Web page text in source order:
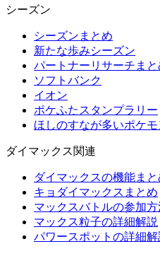
シーズン
シーズンまとめ
新たな歩みシーズン
パートナーリサーチまと
ソフトバンク
イオン
ポケふたスタンプラリー
ほしのすなが多いポケモ
ダイマックス関連
ダイマックスの機能まと
キョダイマックスまとめ
マックスバトルの参加方
マックス粒子の詳細解説
パワースポットの詳細解